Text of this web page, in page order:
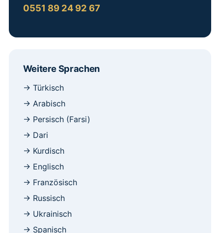
0551 89 24 92 67
Weitere Sprachen
→ Türkisch
→ Arabisch
→ Persisch (Farsi)
→ Dari
→ Kurdisch
→ Englisch
→ Französisch
→ Russisch
→ Ukrainisch
→ Spanisch